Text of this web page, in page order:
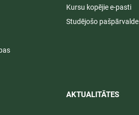
Kursu kopējie e-pasti
Studējošo pašpārvalde
AKTUALITĀTES​​